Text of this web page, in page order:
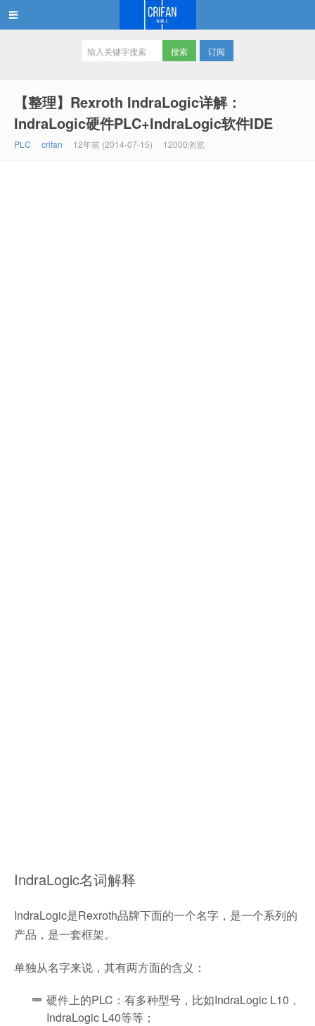
订阅
【整理】Rexroth IndraLogic详解：
IndraLogic硬件PLC+IndraLogic软件IDE
PLC crifan 12年前 (2014-07-15) 12000浏览
IndraLogic名词解释
IndraLogic是Rexroth品牌下面的一个名字，是一个系列的
产品，是一套框架。
单独从名字来说，其有两方面的含义：
硬件上的PLC：有多种型号，比如IndraLogic L10，
IndraLogic L40等等；